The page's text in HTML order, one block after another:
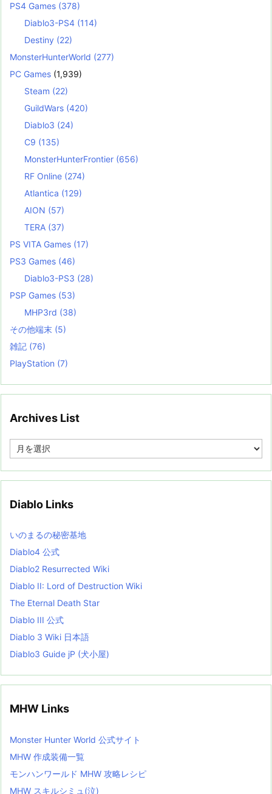
PS4 Games (378)
Diablo3-PS4 (114)
Destiny (22)
MonsterHunterWorld (277)
PC Games (1,939)
Steam (22)
GuildWars (420)
Diablo3 (24)
C9 (135)
MonsterHunterFrontier (656)
RF Online (274)
Atlantica (129)
AION (57)
TERA (37)
PS VITA Games (17)
PS3 Games (46)
Diablo3-PS3 (28)
PSP Games (53)
MHP3rd (38)
その他端末 (5)
雑記 (76)
PlayStation (7)
Archives List
e
i
s
t
Diablo Links
いのまるの秘密基地
Diablo4 公式
Diablo2 Resurrected Wiki
Diablo II: Lord of Destruction Wiki
The Eternal Death Star
Diablo III 公式
Diablo 3 Wiki 日本語
Diablo3 Guide jP (犬小屋)
MHW Links
Monster Hunter World 公式サイト
MHW 作成装備一覧
モンハンワールド MHW 攻略レシピ
MHW スキルシミュ(泣)